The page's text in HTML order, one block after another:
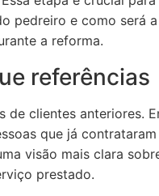
pedreiro e como será a
a reforma.
referências
de clientes anteriores.
que já
visão mais clara
prestado.